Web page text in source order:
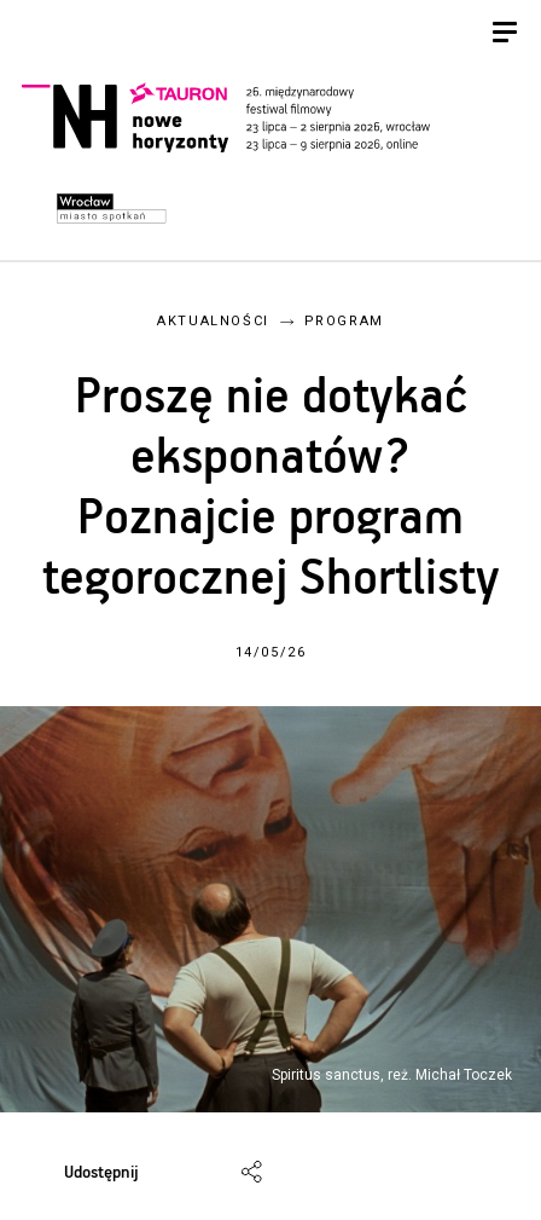
AKTUALNOŚCI PROGRAM
Proszę nie dotykać
eksponatów?
Poznajcie program
tegorocznej Shortlisty
14/05/26
Spiritus sanctus, reż. Michał Toczek
Udostępnij